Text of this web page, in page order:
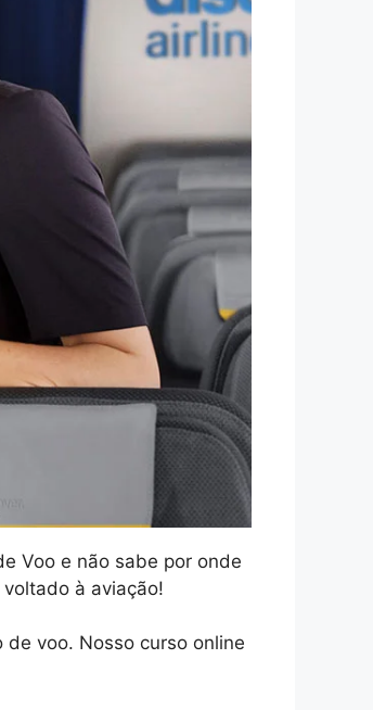
Voo e não sabe por onde
à aviação!
voo. Nosso curso online